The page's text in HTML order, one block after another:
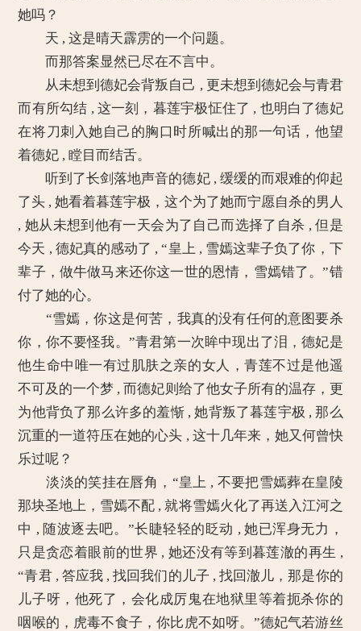
她吗？
天 , 这是晴天霹雳的一个问题。
而那答案显然已尽在不言中。
从未想到德妃会背叛自己 , 更未想到德妃会与青君
而有所勾结 , 这一刻，暮莲宇极怔住了 , 也明白了德妃
在将刀刺入她自己的胸口时所喊出的那一句话，他望
着德妃 , 瞠目而结舌。
听到了长剑落地声音的德妃 , 缓缓的而艰难的仰起
了头 , 她看着暮莲宇极，这个为了她而宁愿自杀的男人
, 她从未想到他有一天会为了自己而选择了自杀 , 但是
今天 , 德妃真的感动了 , “皇上 , 雪嫣这辈子负了你，下
辈子，做牛做马来还你这一世的恩情，雪嫣错了。”错
付了她的心。
“雪嫣，你这是何苦，我真的没有任何的意图要杀
你，你不要怪我。”青君第一次眸中现出了泪，德妃是
他生命中唯一有过肌肤之亲的女人，青莲不过是他遥
不可及的一个梦 , 而德妃则给了他女子所有的温存，更
为他背负了那么许多的羞惭 , 她背叛了暮莲宇极 , 那么
沉重的一道符压在她的心头 , 这十几年来，她又何曾快
乐过呢？
淡淡的笑挂在唇角，“皇上 , 不要把雪嫣葬在皇陵
那块圣地上，雪嫣不配 , 就将雪嫣火化了再送入江河之
中 , 随波逐去吧。”长睫轻轻的眨动 , 她已浑身无力，
只是贪恋着眼前的世界 , 她还没有等到暮莲澈的再生 ,
“青君 , 答应我 , 找回我们的儿子 , 找回澈儿，那是你的
儿子呀，他死了，会化成厉鬼在地狱里等着扼杀你的
咽喉的，虎毒不食子，你比虎不如呀。”德妃气若游丝